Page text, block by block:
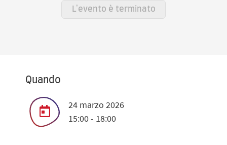
L'evento è terminato
Quando
24 marzo 2026
15:00 - 18:00